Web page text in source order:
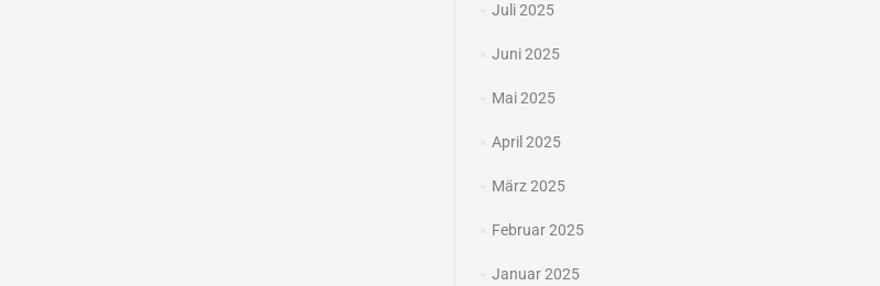
Juli 2025
Juni 2025
Mai 2025
April 2025
März 2025
Februar 2025
Januar 2025